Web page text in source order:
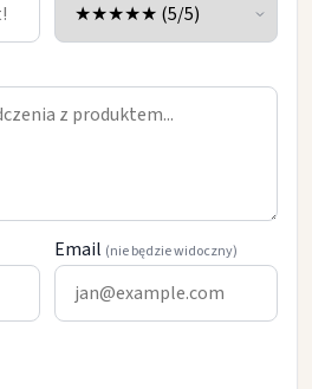
Email (nie będzie widoczny)